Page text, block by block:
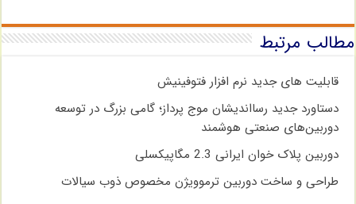
مطالب مرتبط
قابلیت های جدید نرم افزار فتوفینیش
دستاورد جدید رسااندیشان موج پرداز؛ گامی بزرگ در توسعه
دوربین‌های صنعتی هوشمند
دوربین پلاک خوان ایرانی 2.3 مگاپیکسلی
طراحی و ساخت دوربین ترموویژن مخصوص ذوب سیالات